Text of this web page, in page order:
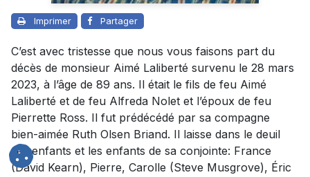
Imprimer Partager
C’est avec tristesse que nous vous faisons part du
décès de monsieur Aimé Laliberté survenu le 28 mars
2023, à l’âge de 89 ans. Il était le fils de feu Aimé
Laliberté et de feu Alfreda Nolet et l’époux de feu
Pierrette Ross. Il fut prédécédé par sa compagne
bien-aimée Ruth Olsen Briand. Il laisse dans le deuil
ses enfants et les enfants de sa conjointe: France
(David Kearn), Pierre, Carolle (Steve Musgrove), Éric